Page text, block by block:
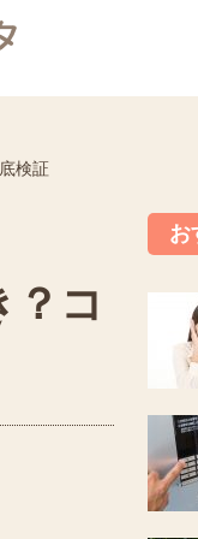
検証
コ
お